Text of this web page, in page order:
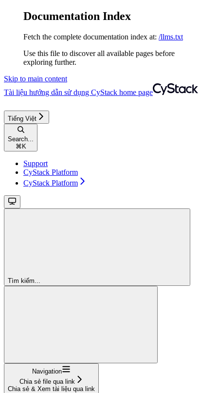
Documentation Index
Fetch the complete documentation index at: /llms.txt
Use this file to discover all available pages before
exploring further.
Skip to main content
Tài liệu hướng dẫn sử dụng CyStack home page
Tiếng Việt
Search...
⌘ K
Support
CyStack Platform
CyStack Platform
Tìm kiếm...
Navigation
Chia sẻ file qua link
Chia sẻ & Xem tài liệu qua link